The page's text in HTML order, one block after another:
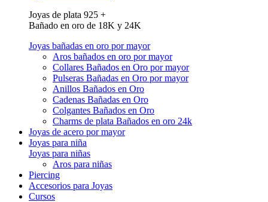
Joyas de plata 925 +
Bañado en oro de 18K y 24K
Joyas bañadas en oro por mayor
Aros bañados en oro por mayor
Collares Bañados en Oro por mayor
Pulseras Bañadas en Oro por mayor
Anillos Bañados en Oro
Cadenas Bañadas en Oro
Colgantes Bañados en Oro
Charms de plata Bañados en oro 24k
Joyas de acero por mayor
Joyas para niña
Joyas para niñas
Aros para niñas
Piercing
Accesorios para Joyas
Cursos